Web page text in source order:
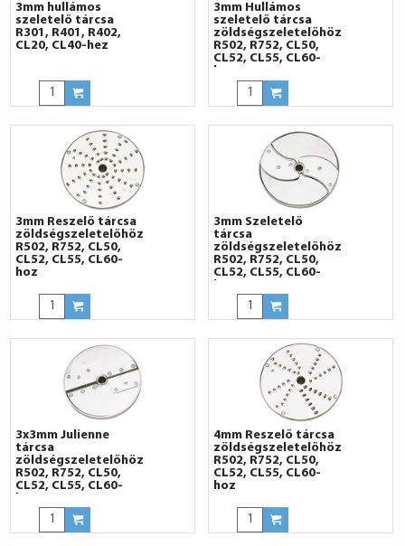
3mm hullámos
szeletelő tárcsa
R301, R401, R402,
CL20, CL40-hez
3mm Hullámos
szeletelő tárcsa
zöldségszeletelőhöz
R502, R752, CL50,
CL52, CL55, CL60-
hoz
3mm Reszelő tárcsa
zöldségszeletelőhöz
R502, R752, CL50,
CL52, CL55, CL60-
hoz
3mm Szeletelő
tárcsa
zöldségszeletelőhöz
R502, R752, CL50,
CL52, CL55, CL60-
hoz
3x3mm Julienne
tárcsa
zöldségszeletelőhöz
R502, R752, CL50,
CL52, CL55, CL60-
4mm Reszelő tárcsa
zöldségszeletelőhöz
R502, R752, CL50,
CL52, CL55, CL60-
hoz